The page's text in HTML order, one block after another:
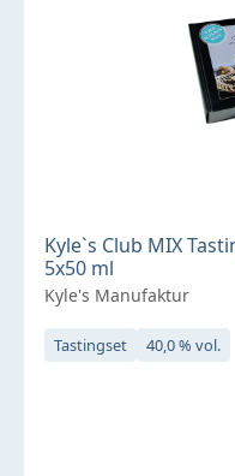
Kyle`s Club MIX
5x50 ml
Kyle's Manufaktur
Tastingset 40,0 % vol.